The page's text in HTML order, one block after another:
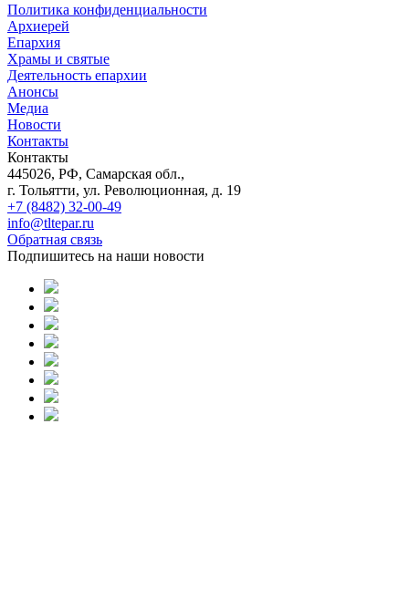
Политика конфиденциальности
Архиерей
Епархия
Храмы и святые
Деятельность епархии
Анонсы
Медиа
Новости
Контакты
Контакты
445026, РФ, Самарская обл.,
г. Тольятти, ул. Революционная, д. 19
+7 (8482) 32-00-49
info@tltepar.ru
Обратная связь
Подпишитесь на наши новости